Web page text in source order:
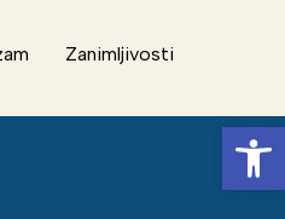
Zanimljivosti